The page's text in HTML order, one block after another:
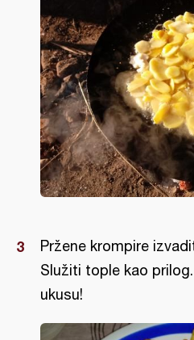
Pržene krompire
Služiti tople kao
ukusu!